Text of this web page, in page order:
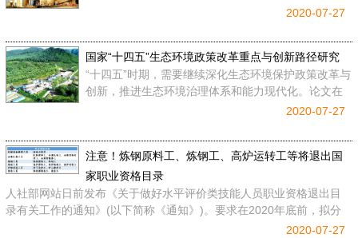
量的资本和人力成本。然而，我国钢铁行业在快速发
了我国钢铁企业的
2020-07-27
国家“十四五”生态环境政策改革重点与创新路径研究
“十四五”时期，需要继续深化生态环境保护政策改革与
创新，推进生态环境治理体系和能力现代化。论文在
对“十三五”时期生态环境政策进展分析研判的基础上，
了“十
2020-07-27
注意！炼钢原料工、炼钢工、高炉运转工等将退出国
家职业资格目录
人社部网站日前发布《关于做好水平评价类技能人员职业资格退出目
录有关工作的通知》(以下简称《通知》)。要求在2020年底前，拟分
批将水平评价类技能人员职业资格退出国家职业资格目录（以下简
2020-07-27